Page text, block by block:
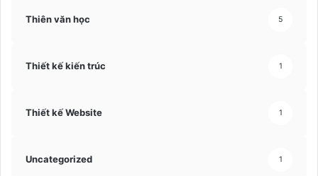
Thiên văn học 5
Thiết kế kiến trúc 1
Thiết kế Website 1
Uncategorized 1